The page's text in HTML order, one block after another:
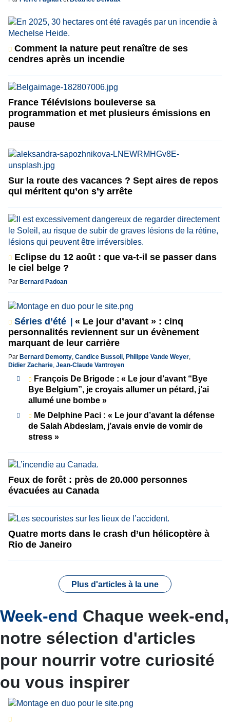
Comment la nature peut renaître de ses
cendres après un incendie
France Télévisions bouleverse sa
programmation et met plusieurs émissions en
pause
Sur la route des vacances ? Sept aires de repos
qui méritent qu’on s’y arrête
Eclipse du 12 août : que va-t-il se passer dans
le ciel belge ?
Par Bernard Padoan
Séries d’été
« Le jour d’avant » : cinq
personnalités reviennent sur un évènement
marquant de leur carrière
Par Bernard Demonty, Candice Bussoli, Philippe Vande Weyer,
Didier Zacharie, Jean-Claude Vantroyen
François De Brigode : « Le jour d’avant “Bye
Bye Belgium”, je croyais allumer un pétard, j’ai
allumé une bombe »
Me Delphine Paci : « Le jour d’avant la défense
de Salah Abdeslam, j’avais envie de vomir de
stress »
Feux de forêt : près de 20.000 personnes
évacuées au Canada
Quatre morts dans le crash d’un hélicoptère à
Rio de Janeiro
Plus d'articles à la une
Week-end Chaque week-end,
notre sélection d'articles
pour nourrir votre curiosité
ou vous inspirer